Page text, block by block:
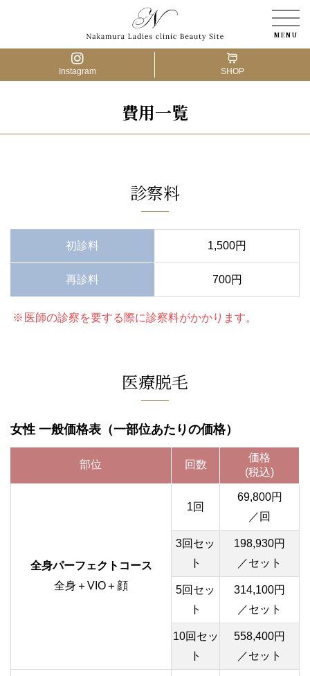
薄毛の治療
ピアス穴あけ
問診票ダウンロード
費用一覧
診察料
初診料 1,500円
再診料 700円
医師の診察を要する際に診察料がかかります。
医療脱毛
女性 一般価格表（一部位あたりの価格）
部位 回数
価格
(税込)
全身パーフェクトコース
全身＋VIO＋顔
1回
69,800円
／回
3回セッ
ト
198,930円
／セット
5回セッ
ト
314,100円
／セット
10回セッ
ト
558,400円
／セット
Instagram SHOP